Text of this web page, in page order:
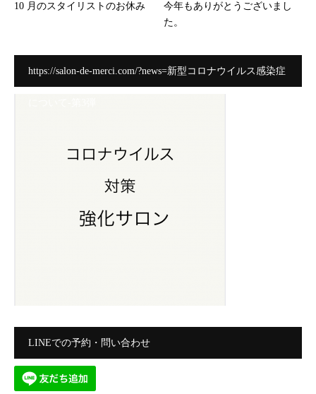
10 月のスタイリストのお休み
今年もありがとうございまし
た。
https://salon-de-merci.com/?news=新型コロナウイルス感染症
LINEでの予約・問い合わせ